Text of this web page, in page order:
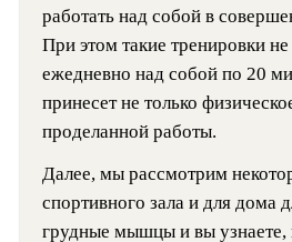
работать над собой в
При этом такие тренировки
ежедневно над собой по 20
принесет не только
проделанной работы.
Далее, мы рассмотрим
спортивного зала и для дома
грудные мышцы и вы узнаете,